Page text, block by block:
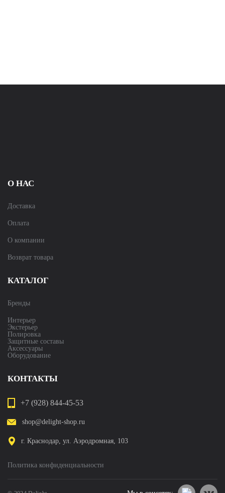
О НАС
Доставка
Оплата
О компании
Возврат товара
КАТАЛОГ
Бренды
Интерьер
Экстерьер
Полировка
Защитные составы
Аксессуары
Оборудование
КОНТАКТЫ
+7 (928) 844-45-53
shop@delight-shop.ru
г. Краснодар, ул. Аэродромная, 103
Политика конфиденциальности